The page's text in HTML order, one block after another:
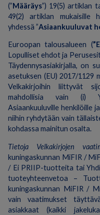
(”Määräys”) 19(5) artiklan
49(2) artiklan mukaisille
yhdessä ”Asiaankuuluvat
Euroopan talousalueen (
Lopulliset ehdot ja
Täydennysasiakirjalla, on
asetuksen (EU) 2017/1129
Velkakirjoihin liittyvät
mahdollisia vain (i)
Asiaankuuluville henkilöille
niihin ryhdytään vain
kohdassa mainitun osalta.
Tietoja Velkakirjojen
kuningaskunnan MiFIR /
/ Ei PRIIP-tuotteita tai
tuoteyhteenvetoa –
kuningaskunnan MiFIR /
vain vaatimukset
asiakkaat (kaikki